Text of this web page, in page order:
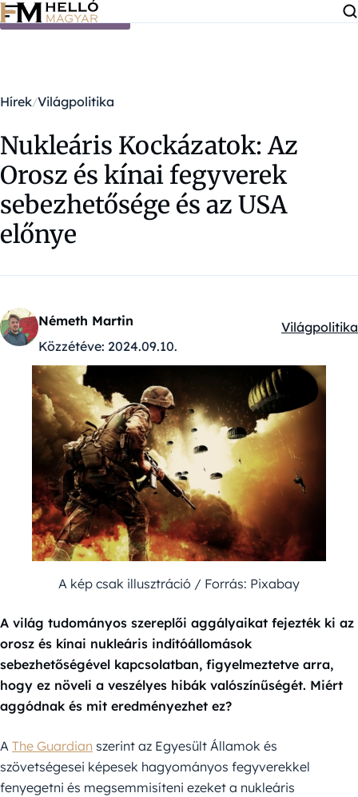
Ugrás a tartalomra
Hírek Világpolitika
Nukleáris Kockázatok: Az
Orosz és kínai fegyverek
sebezhetősége és az USA
előnye
Németh Martin
Közzétéve: 2024.09.10.
Kategóriák:
Világpolitika
A kép csak illusztráció / Forrás: Pixabay
A világ tudományos szereplői aggályaikat fejezték ki az
orosz és kínai nukleáris indítóállomások
sebezhetőségével kapcsolatban, figyelmeztetve arra,
hogy ez növeli a veszélyes hibák valószínűségét. Miért
aggódnak és mit eredményezhet ez?
A The Guardian szerint az Egyesült Államok és
szövetségesei képesek hagyományos fegyverekkel
fenyegetni és megsemmisíteni ezeket a nukleáris